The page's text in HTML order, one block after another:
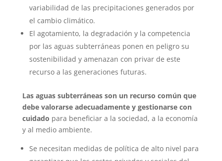
variabilidad de las precipitaciones generados por
el cambio climático.
El agotamiento, la degradación y la competencia
por las aguas subterráneas ponen en peligro su
sostenibilidad y amenazan con privar de este
recurso a las generaciones futuras.
Las aguas subterráneas son un recurso común que
debe valorarse adecuadamente y gestionarse con
cuidado para beneficiar a la sociedad, a la economía
y al medio ambiente.
Se necesitan medidas de política de alto nivel para